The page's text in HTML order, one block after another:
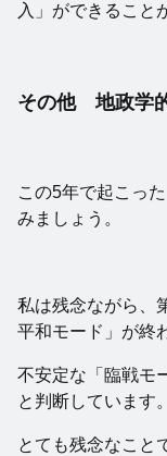
入」ができること
その他 地政学
この5年で起こっ
みましょう。
私は残念ながら、
平和モード」が終
不安定な「臨戦モ
と判断しています。
とても残念なこと